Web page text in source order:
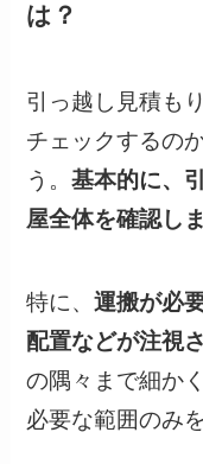
は？
引っ越し見積も
チェックするの
う。基本的に、
屋全体を確認し
特に、運搬が必
配置などが注視
の隅々まで細か
必要な範囲のみ